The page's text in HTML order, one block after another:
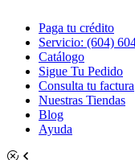
Paga tu crédito
Servicio: (604)
Catálogo
Sigue Tu Pedido
Consulta tu factura
Nuestras Tiendas
Blog
Ayuda